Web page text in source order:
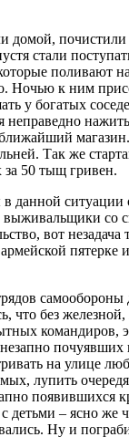
домой, почистили
стали
поливают
Ночью к ним
у богатых
неправедно
Так же
50 тыщ гривен.
данной ситуации
выживальщики со
вот незадача
пятерке
самообороны
что без
командиров,
почуявших
на улице
лупить
появившихся
с детьми – ясно же
Ну и